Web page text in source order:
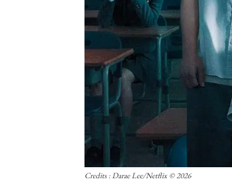
Credits : Darae Lee/Netflix © 2026